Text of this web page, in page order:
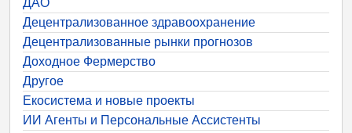
Децентрализованное здравоохранение
Децентрализованные рынки прогнозов
Доходное Фермерство
Другое
Екосистема и новые проекты
ИИ Агенты и Персональные Ассистенты